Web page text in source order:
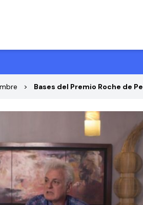
Bases del Premio Roche de